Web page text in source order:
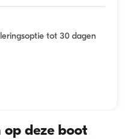
tot 30 dagen
deze boot